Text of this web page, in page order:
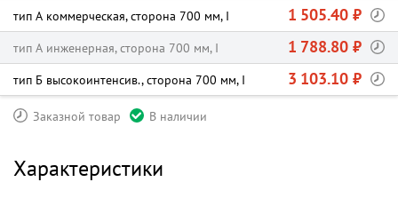
тип А коммерческая, сторона 700 мм, I 1 505.40 ₽
тип А инженерная, сторона 700 мм, I 1 788.80 ₽
тип Б высокоинтенсив., сторона 700 мм, I 3 103.10 ₽
Заказной товар В наличии
Характеристики